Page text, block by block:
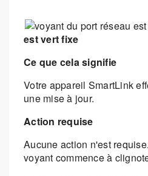
est vert fixe
Ce que cela signifie
Votre appareil SmartLink
une mise à jour.
Action requise
Aucune action n'est
voyant commence à